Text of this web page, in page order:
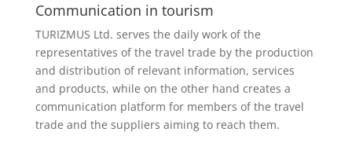
Communication in tourism
TURIZMUS Ltd. serves the daily work of the
representatives of the travel trade by the production
and distribution of relevant information, services
and products, while on the other hand creates a
communication platform for members of the travel
trade and the suppliers aiming to reach them.